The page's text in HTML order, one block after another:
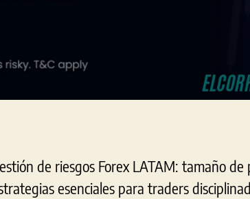
de riesgos Forex LATAM: tamaño
esenciales para traders